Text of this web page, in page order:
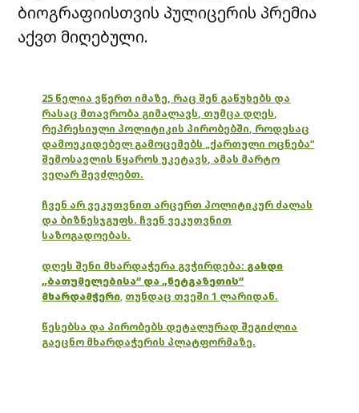
ბიოგრაფიისთვის პულიცერის პრემია
აქვთ მიღებული.
25 წელია ვწერთ იმაზე, რაც შენ გაწუხებს და
რასაც მთავრობა გიმალავს, თუმცა დღეს,
რეპრესიული პოლიტიკის პირობებში, როდესაც
დამოუკიდებელ გამოცემებს „ქართული ოცნება“
შემოსავლის წყაროს უკეტავს, ამას მარტო
ვეღარ შევძლებთ.
ჩვენ არ ვეკუთვნით არცერთ პოლიტიკურ ძალას
და ბიზნესჯგუფს. ჩვენ ვეკუთვნით
საზოგადოებას.
დღეს შენი მხარდაჭერა გვჭირდება: გახდი
„ბათუმელებისა“ და „ნეტგაზეთის“
მხარდამჭერი, თუნდაც თვეში 1 ლარიდან.
წესებსა და პირობებს დეტალურად შეგიძლია
გაეცნო მხარდაჭერის პლატფორმაზე.